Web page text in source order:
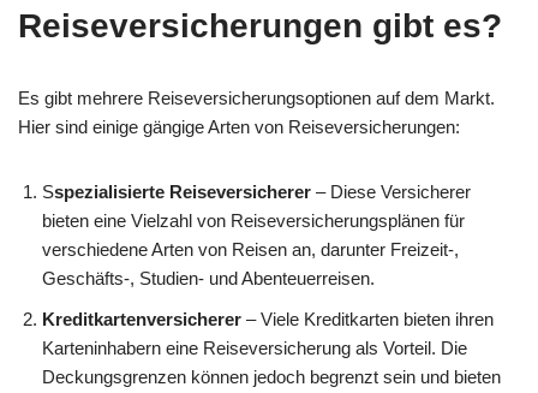
Reiseversicherungen gibt es?
Es gibt mehrere Reiseversicherungsoptionen auf dem Markt.
Hier sind einige gängige Arten von Reiseversicherungen:
Sspezialisierte Reiseversicherer – Diese Versicherer
bieten eine Vielzahl von Reiseversicherungsplänen für
verschiedene Arten von Reisen an, darunter Freizeit-,
Geschäfts-, Studien- und Abenteuerreisen.
Kreditkartenversicherer – Viele Kreditkarten bieten ihren
Karteninhabern eine Reiseversicherung als Vorteil. Die
Deckungsgrenzen können jedoch begrenzt sein und bieten